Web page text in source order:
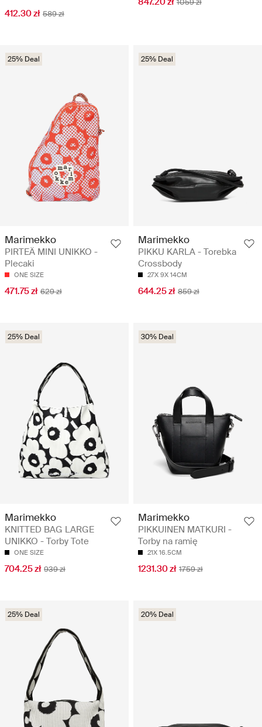
412.30 zł 589 zł
25% Deal
Marimekko
PIRTEÄ MINI UNIKKO -
Plecaki
ONE SIZE
471.75 zł 629 zł
25% Deal
Marimekko
PIKKU KARLA - Torebka
Crossbody
27X 9X 14CM
644.25 zł 859 zł
25% Deal
Marimekko
KNITTED BAG LARGE
UNIKKO - Torby Tote
ONE SIZE
704.25 zł 939 zł
30% Deal
Marimekko
PIKKUINEN MATKURI -
Torby na ramię
21X 16.5CM
1231.30 zł 1759 zł
25% Deal 20% Deal